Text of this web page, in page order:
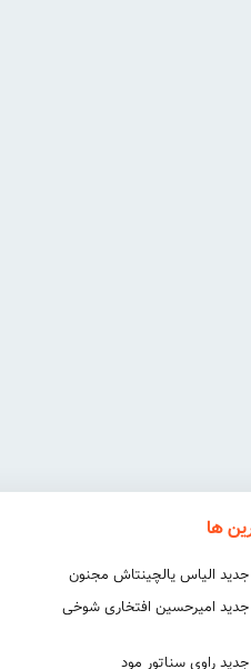
ها
جدید الیاس یالچینتاش مجنون
جدید امیرحسین افتخاری شوخی
راوی سناتور مود